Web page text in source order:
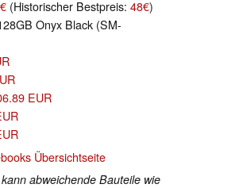
(Historischer Bestpreis: 48€)
Onyx Black (SM-
EUR
Übersichtseite
abweichende Bauteile wie